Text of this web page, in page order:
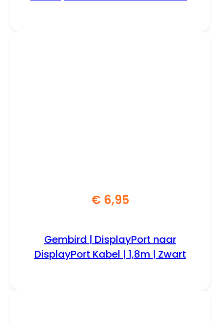
€6,95
Gembird | DisplayPort naar
DisplayPort Kabel | 1,8m | Zwart